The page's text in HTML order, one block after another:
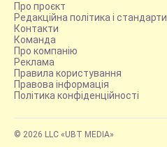
Про проєкт
Редакційна політика і стандарти
Контакти
Команда
Про компанію
Реклама
Правила користування
Правова інформація
Політика конфіденційності
© 2026 LLC «UBT MEDIA»